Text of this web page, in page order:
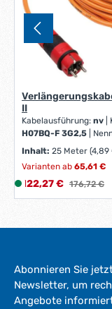
II
Kabelausführung:nv
H07BQ-F 3G2,5
Inhalt:25 Meter(4,89
Varianten ab 65,61 €
Verkaufspreis:
L
i
f
z
e
i
122,27 € Regulärer
176,72 €
Abonnieren Sie
Newsletter, um
Angebote